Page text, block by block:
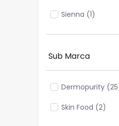
Sienna (1)
Sub Marca
Dermopurity (25
Skin Food (2)